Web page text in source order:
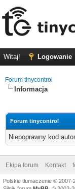
Witaj! Logowanie
Forum tinycontrol
Informacja
Forum tinycontrol
Niepoprawny kod
Ekipa forum Kontakt
Polskie tłumaczenie © 2007-